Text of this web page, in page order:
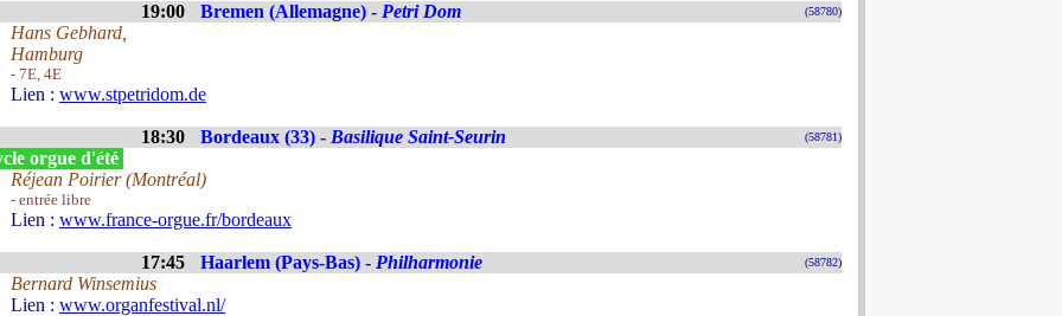
19:00 Bremen (Allemagne) - Petri Dom (58780)
Hans Gebhard,
Hamburg
- 7E, 4E
Lien : www.stpetridom.de
18:30 Bordeaux (33) - Basilique Saint-Seurin (58781)
orgue d'été
Réjean Poirier (Montréal)
- entrée libre
Lien : www.france-orgue.fr/bordeaux
17:45 Haarlem (Pays-Bas) - Philharmonie (58782)
Bernard Winsemius
Lien : www.organfestival.nl/